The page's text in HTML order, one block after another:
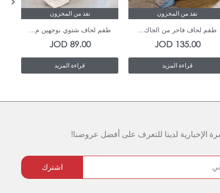
نفذ من المخزون
طقم لحاف فاخر من الجاك...
135.00
JOD
قراءة المزيد
نفذ من المخزون
طقم لحاف شتوي بوجهين م...
89.00
JOD
قراءة المزيد
الإخبارية لدينا للتعرف على أفضل عروضنا!
اشترك